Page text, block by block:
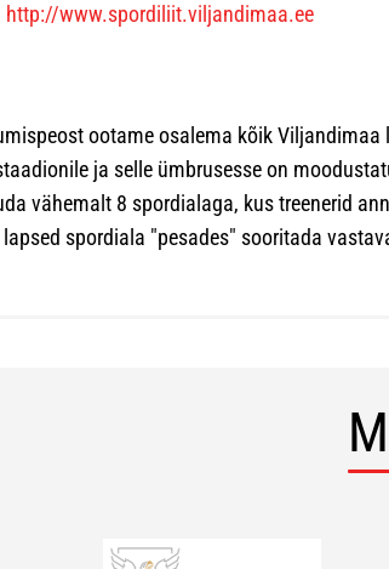
http://www.spordiliit.viljandimaa.ee
ootame osalema kõik Viljandimaa
ja selle ümbrusesse on
vähemalt 8 spordialaga, kus treenerid
spordiala "pesades" sooritada